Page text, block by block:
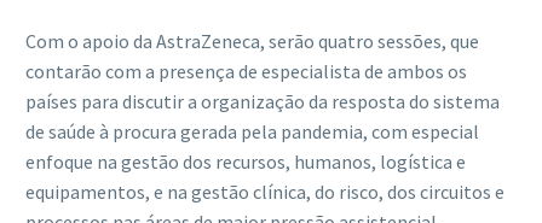
Com o apoio da AstraZeneca, serão quatro sessões, que
contarão com a presença de especialista de ambos os
países para discutir a organização da resposta do sistema
de saúde à procura gerada pela pandemia, com especial
enfoque na gestão dos recursos, humanos, logística e
equipamentos, e na gestão clínica, do risco, dos circuitos e